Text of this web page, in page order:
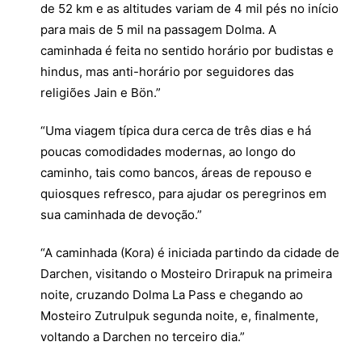
de 52 km e as altitudes variam de 4 mil pés no início
para mais de 5 mil na passagem Dolma. A
caminhada é feita no sentido horário por budistas e
hindus, mas anti-horário por seguidores das
religiões Jain e Bön.”
“Uma viagem típica dura cerca de três dias e há
poucas comodidades modernas, ao longo do
caminho, tais como bancos, áreas de repouso e
quiosques refresco, para ajudar os peregrinos em
sua caminhada de devoção.”
“A caminhada (Kora) é iniciada partindo da cidade de
Darchen, visitando o Mosteiro Drirapuk na primeira
noite, cruzando Dolma La Pass e chegando ao
Mosteiro Zutrulpuk segunda noite, e, finalmente,
voltando a Darchen no terceiro dia.”